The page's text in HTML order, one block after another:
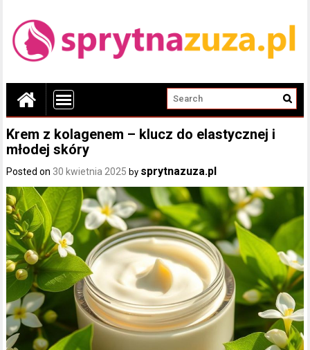
Krem z kolagenem – klucz do elastycznej i
młodej skóry
Posted on 30 kwietnia 2025 by sprytnazuza.pl